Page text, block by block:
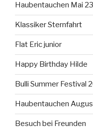
Haubentauchen Mai 23
Klassiker Sternfahrt
Flat Eric junior
Happy Birthday Hilde
Bulli Summer Festival
Haubentauchen
Besuch bei Freunden